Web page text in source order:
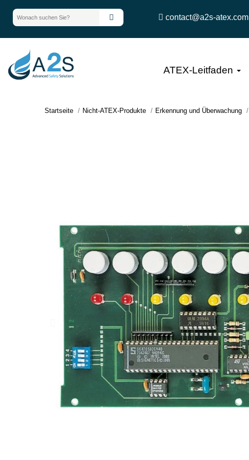
contact@a2s-atex.com
ATEX-Leitfaden
Startseite Nicht-ATEX-Produkte Erkennung und Überwachung